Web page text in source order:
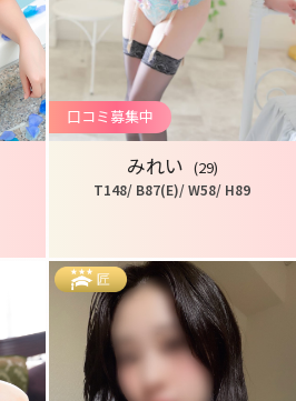
口コミ募集中
みれい (29)
T148/ B87(E)/ W58/ H89